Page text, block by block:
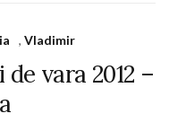
, Vladimir
vara 2012 –